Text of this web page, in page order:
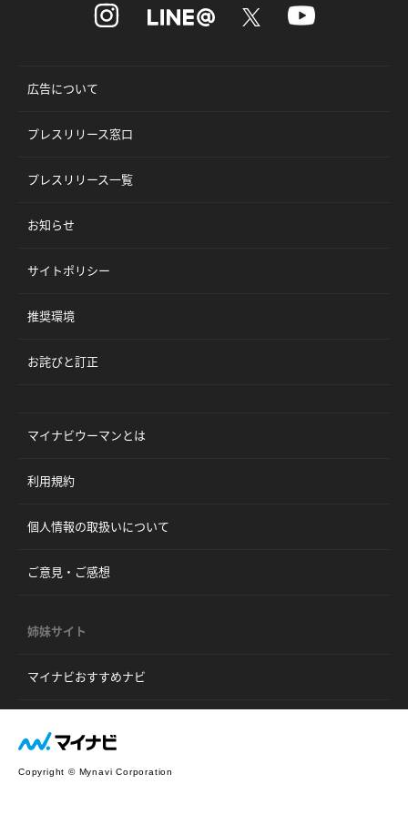
広告について
プレスリリース窓口
プレスリリース一覧
お知らせ
サイトポリシー
推奨環境
お詫びと訂正
マイナビウーマンとは
利用規約
個人情報の取扱いについて
ご意見・ご感想
姉妹サイト
マイナビおすすめナビ
Copyright © Mynavi Corporation